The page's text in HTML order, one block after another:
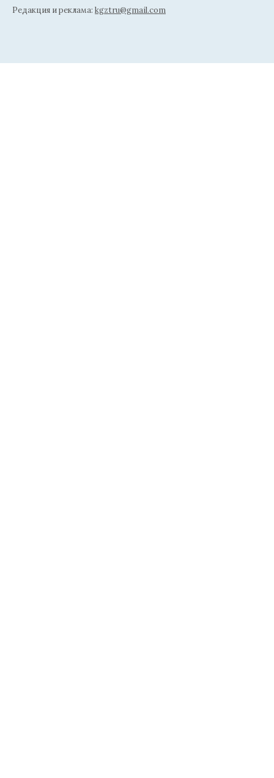
Редакция и реклама: kgztru@gmail.com